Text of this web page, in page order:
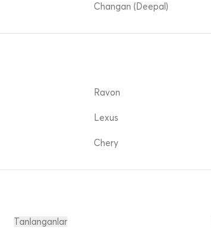
Changan (Deepal)
Ravon
Lexus
Chery
Tanlanganlar